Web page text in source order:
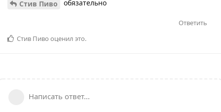
Стив Пиво обязательно
Ответить
Стив Пиво оценил это.
Написать ответ...